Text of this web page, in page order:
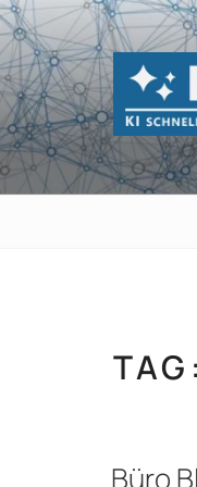
Zum
Inhalt
springen
KI
TAG:
Büro